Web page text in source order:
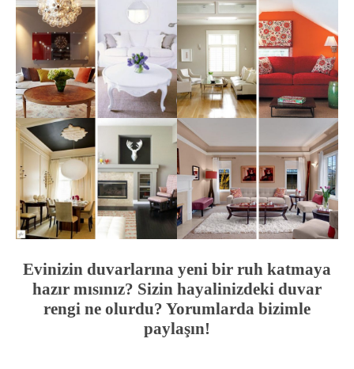
Evinizin duvarlarına yeni bir ruh katmaya
hazır mısınız? Sizin hayalinizdeki duvar
rengi ne olurdu? Yorumlarda bizimle
paylaşın!